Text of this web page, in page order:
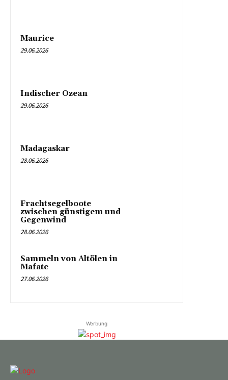
Maurice
29.06.2026
Indischer Ozean
29.06.2026
Madagaskar
28.06.2026
Frachtsegelboote
zwischen günstigem und
Gegenwind
28.06.2026
Sammeln von Altölen in
Mafate
27.06.2026
Werbung